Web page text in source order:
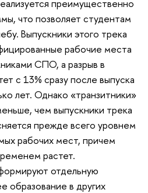
преимущественно
что позволяет студентам
Выпускники этого трека
рабочие места
СПО, а разрыв в
с 13% сразу после выпуска
лет. Однако «транзитники»
чем выпускники трека
прежде всего уровнем
рабочих мест, причем
растет.
отдельную
образование в других